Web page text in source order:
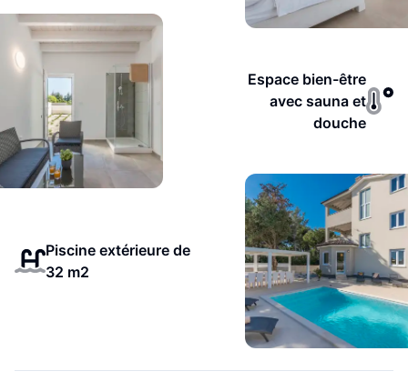
Espace bien-être
avec sauna et
douche
Piscine extérieure de
32 m2